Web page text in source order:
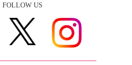
FOLLOW US